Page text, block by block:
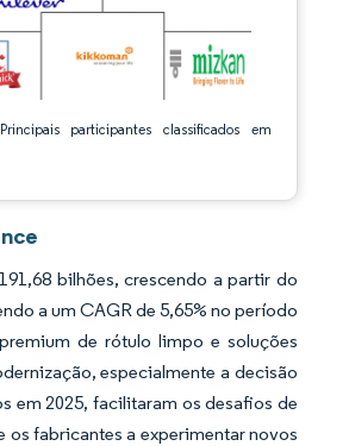
participantes classificados em
bilhões, crescendo a partir do
a um CAGR de 5,65% no período
de rótulo limpo e soluções
especialmente a decisão
em 2025, facilitaram os desafios de
os fabricantes a experimentar novos